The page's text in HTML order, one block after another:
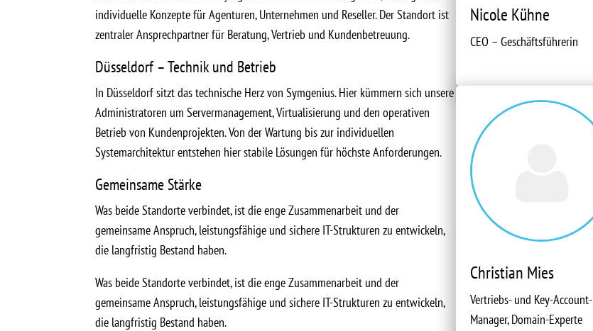
individuelle Konzepte für Agenturen, Unternehmen und Reseller. Der Standort ist
zentraler Ansprechpartner für Beratung, Vertrieb und Kundenbetreuung.
Düsseldorf – Technik und Betrieb
In Düsseldorf sitzt das technische Herz von Symgenius. Hier kümmern sich unsere
Administratoren um Servermanagement, Virtualisierung und den operativen
Betrieb von Kundenprojekten. Von der Wartung bis zur individuellen
Systemarchitektur entstehen hier stabile Lösungen für höchste Anforderungen.
Gemeinsame Stärke
Was beide Standorte verbindet, ist die enge Zusammenarbeit und der
gemeinsame Anspruch, leistungsfähige und sichere IT-Strukturen zu entwickeln,
die langfristig Bestand haben.
Was beide Standorte verbindet, ist die enge Zusammenarbeit und der
gemeinsame Anspruch, leistungsfähige und sichere IT-Strukturen zu entwickeln,
die langfristig Bestand haben.
Nicole Kühne
CEO – Geschäftsführerin
Christian Mies
Vertriebs- und Key-Account-
Manager, Domain-Experte